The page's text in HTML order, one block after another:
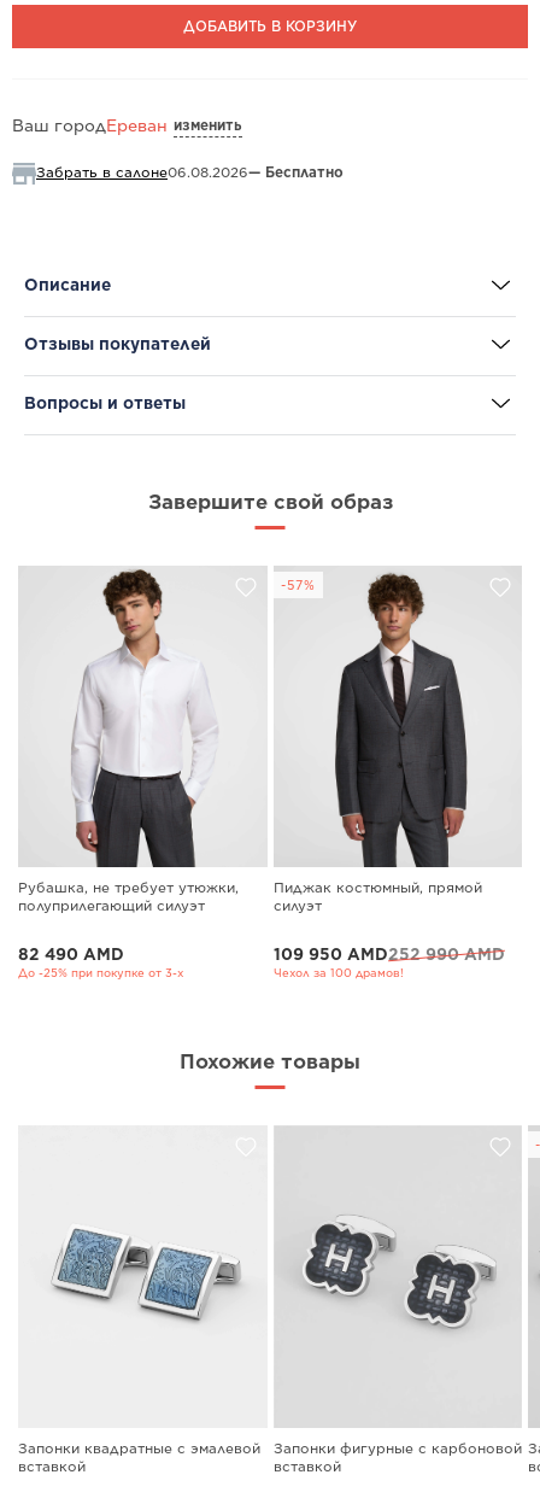
ДОБАВИТЬ В КОРЗИНУ
Ваш городЕреван изменить
Забрать в салоне06.08.2026— Бесплатно
Описание
Отзывы покупателей
Вопросы и ответы
Завершите свой образ
Рубашка, не требует утюжки,
полуприлегающий силуэт
82 490 AMD
До -25% при покупке от 3-х
-57%
Пиджак костюмный, прямой
силуэт
109 950 AMD252 990 AMD
Чехол за 100 драмов!
Похожие товары
Запонки квадратные с эмалевой
вставкой
Запонки фигурные с карбоновой
вставкой